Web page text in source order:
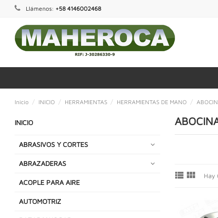
Llámenos: +58 4146002468
Inicio INICIO HERRAMIENTAS HERRAMIENTAS DE MANO
INICIO
ABRASIVOS Y CORTES
ABRAZADERAS
ACOPLE PARA AIRE
AUTOMOTRIZ
  Hay